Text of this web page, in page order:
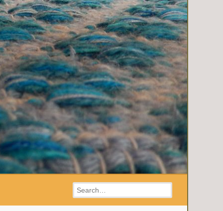
Search